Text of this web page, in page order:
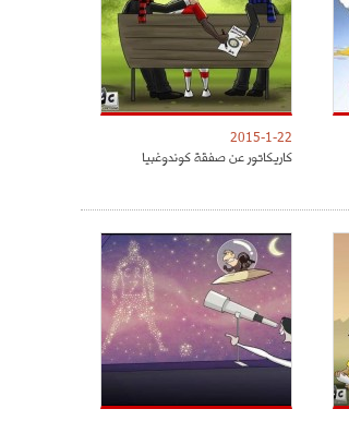
2015-1-22
كاريكاتور عن صفقة كوندوغبيا